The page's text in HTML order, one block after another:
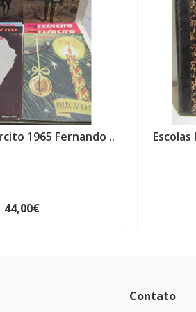
1965 Fernando ..
44,00€
Contato